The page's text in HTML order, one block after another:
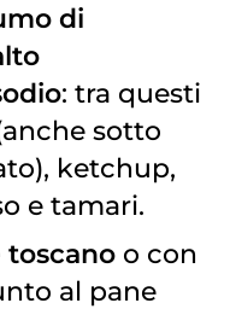
di
: tra questi
sotto
ketchup,
e tamari.
toscanoo con
al pane